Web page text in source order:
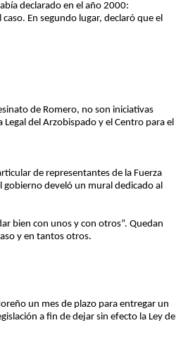
declarado en el año 2000:
En segundo lugar, declaró que el
de Romero, no son iniciativas
del Arzobispado y el Centro para el
de representantes de la Fuerza
gobierno develó un mural dedicado al
bien con unos y con otros”. Quedan
y en tantos otros.
un mes de plazo para entregar un
a fin de dejar sin efecto la Ley de